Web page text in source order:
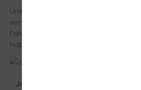
Unsere Fahrlehrer legen großen
vertrauensvollen Umgang zwischen
Fahrlehrer, somit musst du keine
haben und vor strengen Oberlehrer.
Jan Termöllen